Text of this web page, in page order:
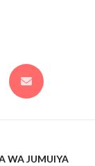
WA JUMUIYA